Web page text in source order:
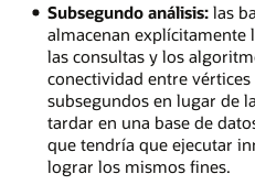
Subsegundo análisis:las
almacenan explícitamente
las consultas y los
conectividad entre vértices
subsegundos en lugar de
tardar en una base de
que tendría que ejecutar
lograr los mismos fines.